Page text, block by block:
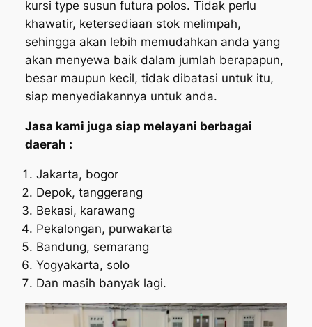
kursi type susun futura polos. Tidak perlu
khawatir, ketersediaan stok melimpah,
sehingga akan lebih memudahkan anda yang
akan menyewa baik dalam jumlah berapapun,
besar maupun kecil, tidak dibatasi untuk itu,
siap menyediakannya untuk anda.
Jasa kami juga siap melayani berbagai
daerah :
Jakarta, bogor
Depok, tanggerang
Bekasi, karawang
Pekalongan, purwakarta
Bandung, semarang
Yogyakarta, solo
Dan masih banyak lagi.